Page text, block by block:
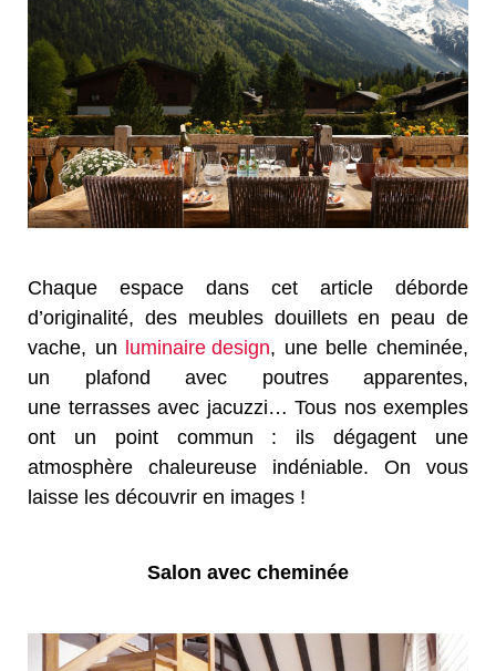
Chaque espace dans cet article déborde
d’originalité, des meubles douillets en peau de
vache, un luminaire design, une belle cheminée,
un plafond avec poutres apparentes,
une terrasses avec jacuzzi… Tous nos exemples
ont un point commun : ils dégagent une
atmosphère chaleureuse indéniable. On vous
laisse les découvrir en images !
Salon avec cheminée